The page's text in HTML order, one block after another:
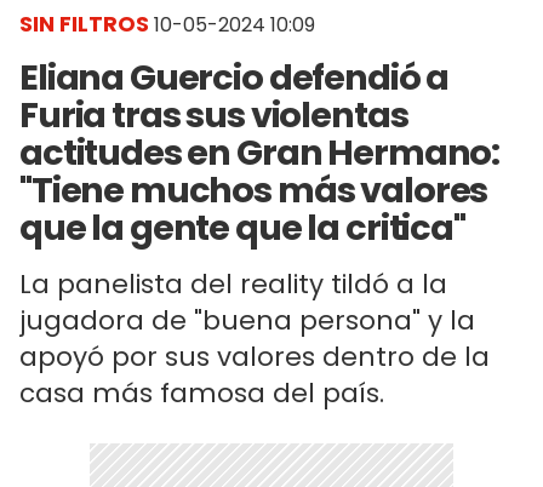
SIN FILTROS 10-05-2024 10:09
Eliana Guercio defendió a
Furia tras sus violentas
actitudes en Gran Hermano:
"Tiene muchos más valores
que la gente que la critica"
La panelista del reality tildó a la
jugadora de "buena persona" y la
apoyó por sus valores dentro de la
casa más famosa del país.